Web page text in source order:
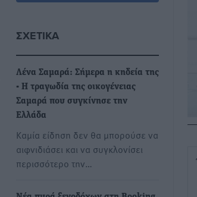
ΣΧΕΤΙΚΆ
Λένα Σαμαρά: Σήμερα η κηδεία της
- H τραγωδία της οικογένειας
Σαμαρά που συγκίνησε την
Ελλάδα
Καμία είδηση δεν θα μπορούσε να
αιφνιδιάσει και να συγκλονίσει
περισσότερο την…